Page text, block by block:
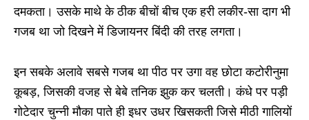
दमकता। उसके माथे के ठीक बीचों बीच एक हरी लकीर-सा दाग भी
गजब था जो दिखने में डिजायनर बिंदी की तरह लगता।
इन सबके अलावे सबसे गजब था पीठ पर उगा वह छोटा कटोरीनुमा
कूबड़, जिसकी वजह से बेबे तनिक झुक कर चलती। कंधे पर पड़ी
गोटेदार चुन्नी मौका पाते ही इधर उधर खिसकती जिसे मीठी गालियों